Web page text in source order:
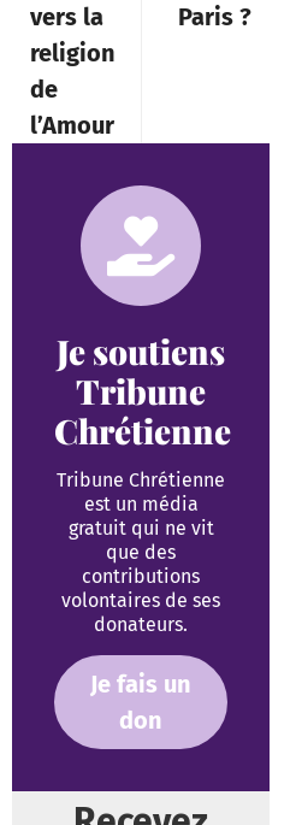
vers la
religion
de
l’Amour
Paris ?
Je soutiens
Tribune
Chrétienne
Tribune Chrétienne
est un média
gratuit qui ne vit
que des
contributions
volontaires de ses
donateurs.
Je fais un
don